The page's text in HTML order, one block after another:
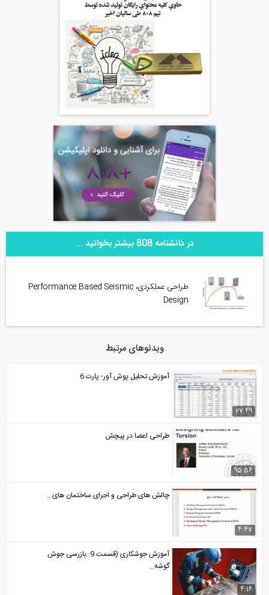
در دانشنامه 808 بیشتر بخوانید ...
طراحی عملکردی، Performance Based Seismic
Design
ویدئوهای مرتبط
27:49
آموزش تحلیل پوش آور- پارت 6
95:56
طراحی اعضا در پیچش
4:47
چالش های طراحی و اجرای ساختمان های...
4:16
آموزش جوشکاری (قسمت 9: بازرسی جوش
گوشه...